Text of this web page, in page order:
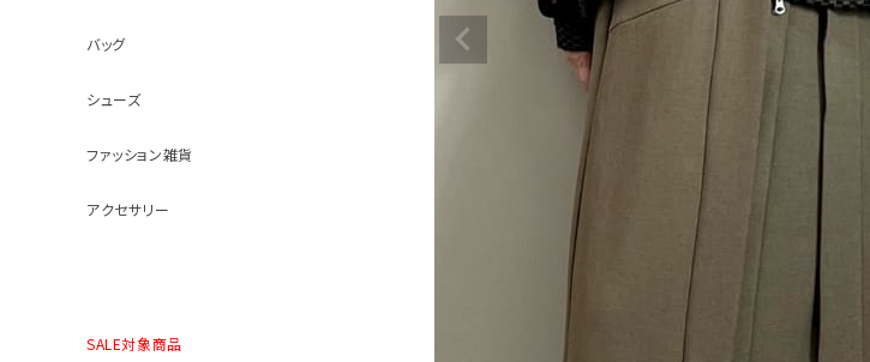
バッグ
シューズ
ファッション雑貨
アクセサリー
SALE対象商品